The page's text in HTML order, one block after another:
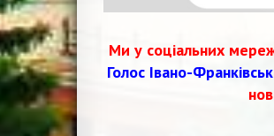
Ми у соціальних
Голос Івано-